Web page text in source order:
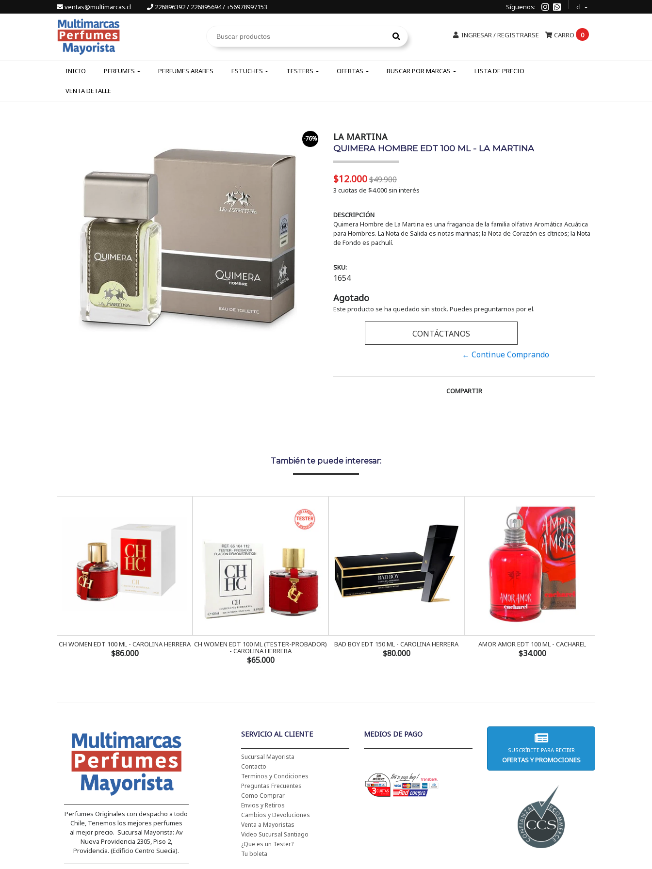
ventas@multimarcas.cl 226896392 / 226895694 / +56978997153 Síguenos: cl
CARRO 0
INGRESAR / REGISTRARSE
INICIO PERFUMES PERFUMES ARABES ESTUCHES TESTERS OFERTAS BUSCAR POR MARCAS LISTA DE PRECIO
VENTA DETALLE
-76% LA MARTINA
QUIMERA HOMBRE EDT 100 ML - LA MARTINA
$12.000$49.900
3 cuotas de $4.000sin interés
DESCRIPCIÓN
Quimera Hombre de La Martina es una fragancia de la familia olfativa Aromática Acuática
para Hombres. La Nota de Salida es notas marinas; la Nota de Corazón es cítricos; la Nota
de Fondo es pachulí.
SKU:
1654
Agotado
Este producto se ha quedado sin stock. Puedes preguntarnos por el.
CONTÁCTANOS
← Continue Comprando
COMPARTIR
También te puede interesar:
CH WOMEN EDT 100 ML - CAROLINA HERRERA
$86.000
CH WOMEN EDT 100 ML (TESTER-PROBADOR)
- CAROLINA HERRERA
$65.000
BAD BOY EDT 150 ML - CAROLINA HERRERA
$80.000
AMOR AMOR EDT 100 ML - CACHAREL
$34.000
Perfumes Originales con despacho a todo
Chile, Tenemos los mejores perfumes
al mejor precio. Sucursal Mayorista: Av
Nueva Providencia 2305, Piso 2,
Providencia. (Edificio Centro Suecia).
SERVICIO AL CLIENTE
Sucursal Mayorista
Contacto
Terminos y Condiciones
Preguntas Frecuentes
Como Comprar
Envios y Retiros
Cambios y Devoluciones
Venta a Mayoristas
Video Sucursal Santiago
¿Que es un Tester?
Tu boleta
MEDIOS DE PAGO
SUSCRÍBETE PARA RECIBIR
OFERTAS Y PROMOCIONES